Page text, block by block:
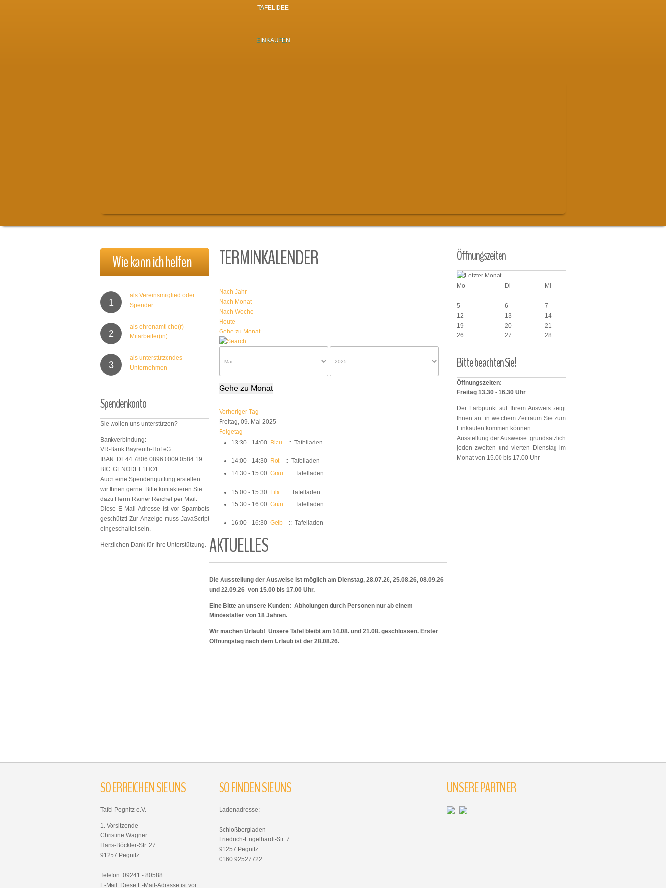
TAFELIDEE
EINKAUFEN
Wiekannichhelfen
1
als Vereinsmitglied oder
Spender
2
als ehrenamtliche(r)
Mitarbeiter(in)
3
als unterstützendes
Unternehmen
Spendenkonto
Sie wollen uns unterstützen?
Bankverbindung:
VR-Bank Bayreuth-Hof eG
IBAN: DE44 7806 0896 0009 0584 19
BIC: GENODEF1HO1
Auch eine Spendenquittung erstellen
wir Ihnen gerne. Bitte kontaktieren Sie
dazu Herrn Rainer Reichel per Mail:
Diese E-Mail-Adresse ist vor Spambots
geschützt! Zur Anzeige muss JavaScript
eingeschaltet sein.
Herzlichen Dank für Ihre Unterstützung.
TERMINKALENDER
Nach Jahr
Nach Monat
Nach Woche
Heute
Gehe zu Monat
Gehe zu Monat
Vorheriger Tag
Freitag, 09. Mai 2025
Folgetag
13:30 - 14:00 Blau :: Tafelladen
14:00 - 14:30 Rot
:: Tafelladen
14:30 - 15:00 Grau :: Tafelladen
15:00 - 15:30 Lila
:: Tafelladen
15:30 - 16:00 Grün :: Tafelladen
16:00 - 16:30 Gelb :: Tafelladen
AKTUELLES
Die Ausstellung der Ausweise ist möglich am Dienstag, 28.07.26, 25.08.26, 08.09.26
und 22.09.26 von 15.00 bis 17.00 Uhr.
Eine Bitte an unsere Kunden: Abholungen durch Personen nur ab einem
Mindestalter von 18 Jahren.
Wir machen Urlaub! Unsere Tafel bleibt am 14.08. und 21.08. geschlossen. Erster
Öffnungstag nach dem Urlaub ist der 28.08.26.
Öffnungszeiten
Mo
Di Mi
5
6 7
12
13 14
19
20 21
26
27 28
BittebeachtenSie!
Öffnungszeiten:
Freitag 13.30 - 16.30 Uhr
Der Farbpunkt auf Ihrem Ausweis zeigt
Ihnen an. in welchem Zeitraum Sie zum
Einkaufen kommen können.
Ausstellung der Ausweise: grundsätzlich
jeden zweiten und vierten Dienstag im
Monat von 15.00 bis 17.00 Uhr
SOERREICHENSIEUNS
Tafel Pegnitz e.V.
1. Vorsitzende
Christine Wagner
Hans-Böckler-Str. 27
91257 Pegnitz
Telefon: 09241 - 80588
E-Mail: Diese E-Mail-Adresse ist vor
SOFINDENSIEUNS
Ladenadresse:
Schloßbergladen
Friedrich-Engelhardt-Str. 7
91257 Pegnitz
0160 92527722
UNSERE PARTNER